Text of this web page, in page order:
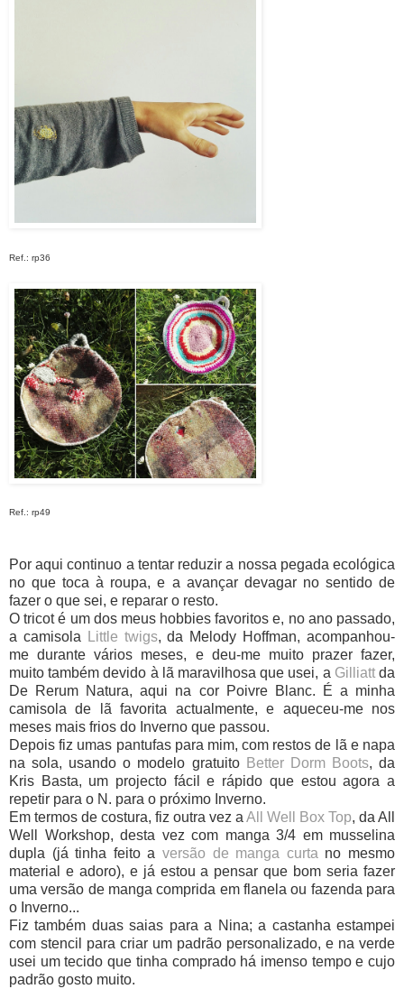
Ref.: rp36
Ref.: rp49
Por aqui continuo a tentar reduzir a nossa pegada ecológica
no que toca à roupa, e a avançar devagar no sentido de
fazer o que sei, e reparar o resto.
O tricot é um dos meus hobbies favoritos e, no ano passado,
a camisola Little twigs, da Melody Hoffman, acompanhou-
me durante vários meses, e deu-me muito prazer fazer,
muito também devido à lã maravilhosaque usei, a Gilliattda
De Rerum Natura, aqui na cor Poivre Blanc. É a minha
camisola de lã favorita actualmente, e aqueceu-me nos
meses mais frios do Inverno que passou.
Depois fiz umas pantufas para mim, com restos de lã e napa
na sola, usando o modelo gratuito Better Dorm Boots, da
Kris Basta, um projecto fácil e rápido que estou agora a
repetir para o N. para o próximo Inverno.
Em termos de costura, fiz outra vez aAll Well Box Top, da All
Well Workshop, desta vez com manga 3/4 em musselina
dupla (já tinha feito a versão de manga curtano mesmo
material e adoro), e já estou a pensar que bom seria fazer
uma versão de manga comprida em flanela ou fazenda para
o Inverno...
Fiz também duas saias para a Nina; a castanha estampei
com stencil para criar um padrão personalizado, e na verde
usei um tecido que tinha comprado há imenso tempo e cujo
padrão gosto muito.